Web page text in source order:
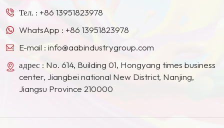
УФ-излучения. Хорошо
заменить Микродиоксид
RM200, MT500HD,
Titan L530 и т. д.
Корее и других странах и регионах.
Тел. : +86 13951823978
WhatsApp : +86 13951823978
E-mail : info@aabindustrygroup.com
адрес : No. 614, Building 01, Hongyang times business
center, Jiangbei national New District, Nanjing,
Jiangsu Province 210000